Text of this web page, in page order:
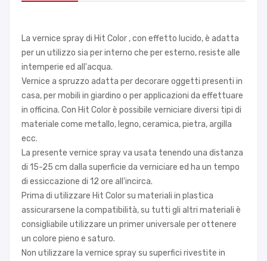
La vernice spray di Hit Color , con effetto lucido, è adatta
per un utilizzo sia per interno che per esterno, resiste alle
intemperie ed all'acqua.
Vernice a spruzzo adatta per decorare oggetti presenti in
casa, per mobili in giardino o per applicazioni da effettuare
in officina. Con Hit Color è possibile verniciare diversi tipi di
materiale come metallo, legno, ceramica, pietra, argilla
ecc.
La presente vernice spray va usata tenendo una distanza
di 15-25 cm dalla superficie da verniciare ed ha un tempo
di essiccazione di 12 ore all'incirca.
Prima di utilizzare Hit Color su materiali in plastica
assicurarsene la compatibilità, su tutti gli altri materiali è
consigliabile utilizzare un primer universale per ottenere
un colore pieno e saturo.
Non utilizzare la vernice spray su superfici rivestite in